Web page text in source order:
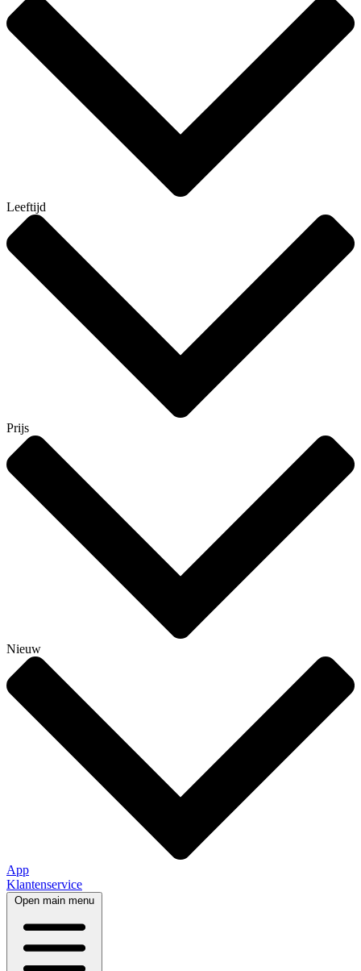
Leeftijd
Prijs
Nieuw
App
Klantenservice
Open main menu